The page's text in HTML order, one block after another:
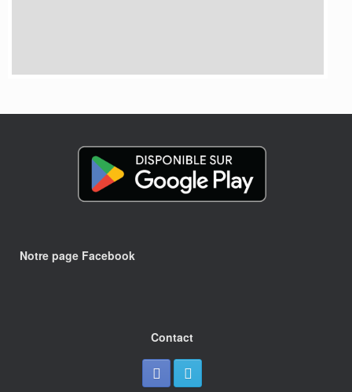
Notre page Facebook
Contact